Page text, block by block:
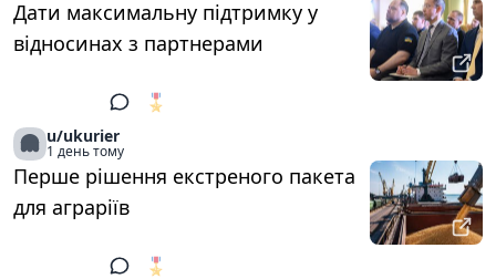
Дати максимальну підтримку у
відносинах з партнерами
🎖️
u/ukurier
1 день тому
Перше рішення екстреного пакета
для аграріїв
🎖️